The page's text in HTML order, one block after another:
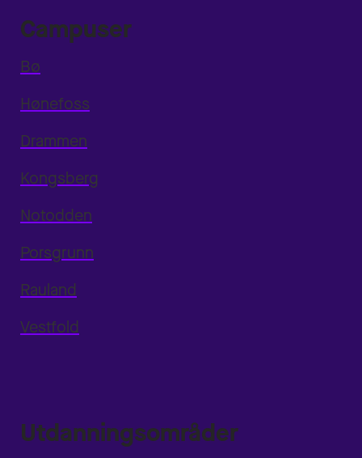
Campuser
Bø
Hønefoss
Drammen
Kongsberg
Notodden
Porsgrunn
Rauland
Vestfold
Utdanningsområder